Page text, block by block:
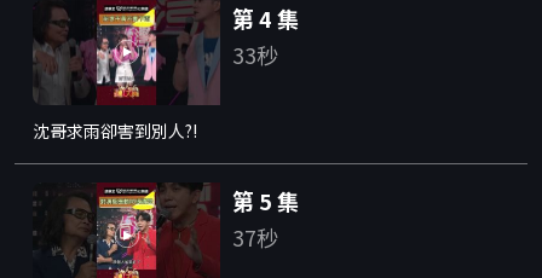
第 4 集
33秒
沈哥求雨卻害到別人?!
第 5 集
37秒